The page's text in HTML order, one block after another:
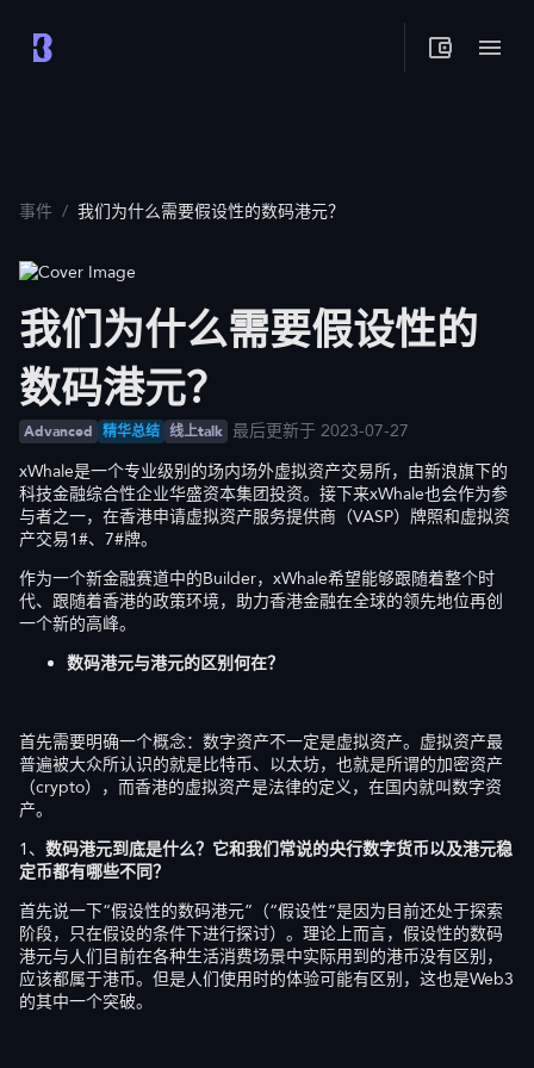
事件 / 我们为什么需要假设性的数码港元？
我们为什么需要假设性的
数码港元？
Advanced 精华总结 线上talk 最后更新于 2023-07-27
xWhale是一个专业级别的场内场外虚拟资产交易所，由新浪旗下的
科技金融综合性企业华盛资本集团投资。接下来xWhale也会作为参
与者之一，在香港申请虚拟资产服务提供商（VASP）牌照和虚拟资
产交易1#、7#牌。
作为一个新金融赛道中的Builder，xWhale希望能够跟随着整个时
代、跟随着香港的政策环境，助力香港金融在全球的领先地位再创
一个新的高峰。
数码港元与港元的区别何在？
首先需要明确一个概念：数字资产不一定是虚拟资产。虚拟资产最
普遍被大众所认识的就是比特币、以太坊，也就是所谓的加密资产
（crypto），而香港的虚拟资产是法律的定义，在国内就叫数字资
产。
1、 数码港元到底是什么？它和我们常说的央行数字货币以及港元稳
定币都有哪些不同？
首先说一下“假设性的数码港元”（“假设性”是因为目前还处于探索
阶段，只在假设的条件下进行探讨）。理论上而言，假设性的数码
港元与人们目前在各种生活消费场景中实际用到的港币没有区别，
应该都属于港币。但是人们使用时的体验可能有区别，这也是Web3
的其中一个突破。